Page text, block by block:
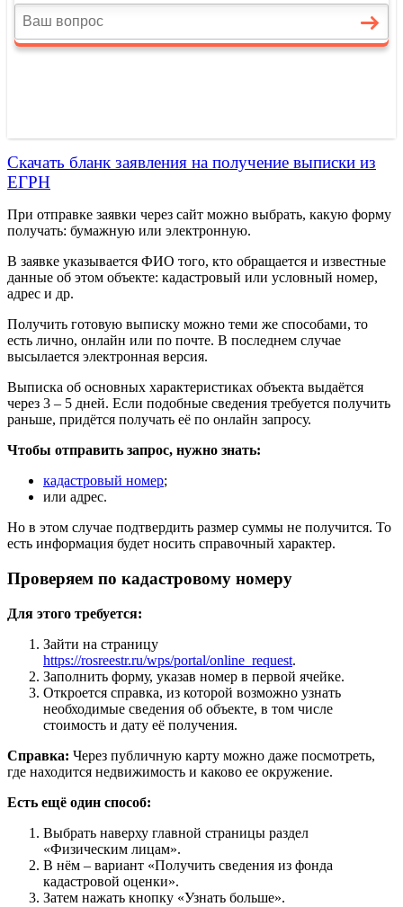
Скачать бланк заявления на получение выписки из
ЕГРН
При отправке заявки через сайт можно выбрать, какую форму
получать: бумажную или электронную.
В заявке указывается ФИО того, кто обращается и известные
данные об этом объекте: кадастровый или условный номер,
адрес и др.
Получить готовую выписку можно теми же способами, то
есть лично, онлайн или по почте. В последнем случае
высылается электронная версия.
Выписка об основных характеристиках объекта выдаётся
через 3 – 5 дней. Если подобные сведения требуется получить
раньше, придётся получать её по онлайн запросу.
Чтобы отправить запрос, нужно знать:
кадастровый номер;
или адрес.
Но в этом случае подтвердить размер суммы не получится. То
есть информация будет носить справочный характер.
Проверяем по кадастровому номеру
Для этого требуется:
Зайти на страницу
https://rosreestr.ru/wps/portal/online_request.
Заполнить форму, указав номер в первой ячейке.
Откроется справка, из которой возможно узнать
необходимые сведения об объекте, в том числе
стоимость и дату её получения.
Справка: Через публичную карту можно даже посмотреть,
где находится недвижимость и каково ее окружение.
Есть ещё один способ:
Выбрать наверху главной страницы раздел
«Физическим лицам».
В нём – вариант «Получить сведения из фонда
кадастровой оценки».
Затем нажать кнопку «Узнать больше».